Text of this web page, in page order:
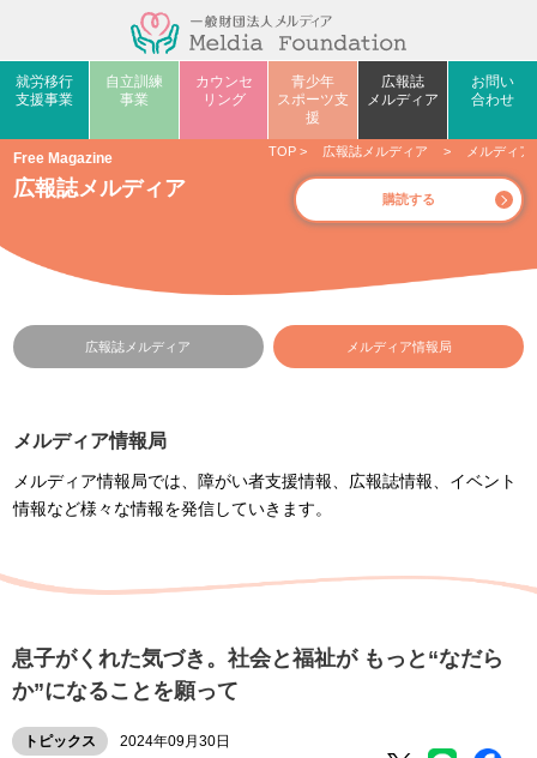
就労移行
支援事業
自立訓練
事業
カウンセ
リング
青少年
スポーツ支
援
広報誌
メルディア
お問い
合わせ
Free Magazine
広報誌メルディア
TOP > 広報誌メルディア > メルディア
購読する
広報誌メルディア メルディア情報局
メルディア情報局
メルディア情報局では、障がい者支援情報、広報誌情報、イベント
情報など様々な情報を発信していきます。
息子がくれた気づき。社会と福祉が もっと“なだら
か”になることを願って
トピックス 2024年09月30日